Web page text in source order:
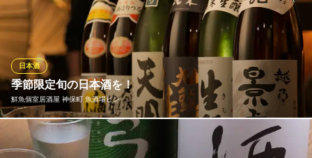
も閉店まで一杯250円!! ◆日本酒◆ 季節限定・数量限定の地酒を
毎週チェックしてレアな物や人気な物を仕入れてます！もちろん
定番の八海山、景虎、獺祭、ばくれん等常備してます！
神保町 大衆和食居酒屋 けいちゃん
神保町 駅近 串揚げ
都営新宿線神保町駅A5番出口 徒歩2分
東京都千代田区神田神保町1-2-10 第3日東ビル1F
季節限定旬の日本酒を！
鮮魚個室居酒屋 神保町 魚酒場ピン
日本酒
魚と同じく季節によって美味しい時期＝旬がある日本酒。 季節限
定酒や希少酒などお楽しみ下さい。